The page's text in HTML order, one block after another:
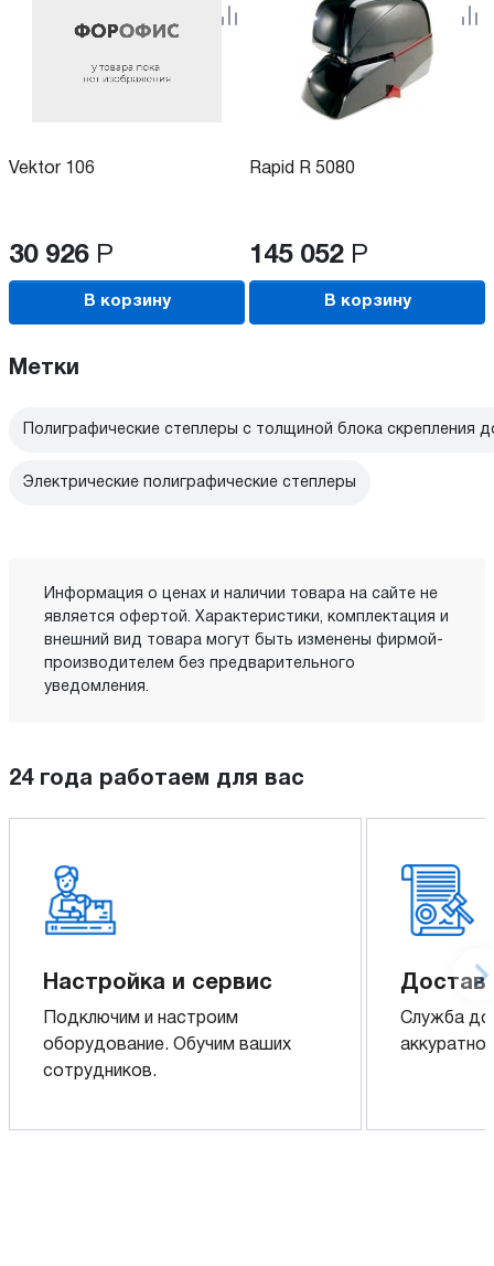
Vektor 106
30 926 Р
В корзину
Rapid R 5080
145 052 Р
В корзину
Метки
Полиграфические степлеры с толщиной блока скрепления
Электрические полиграфические степлеры
Информация о ценах и наличии товара на сайте не
является офертой. Характеристики, комплектация и
внешний вид товара могут быть изменены фирмой-
производителем без предварительного
уведомления.
24 года работаем для вас
Настройка и сервис
Подключим и настроим
оборудование. Обучим ваших
сотрудников.
Служба
аккуратно